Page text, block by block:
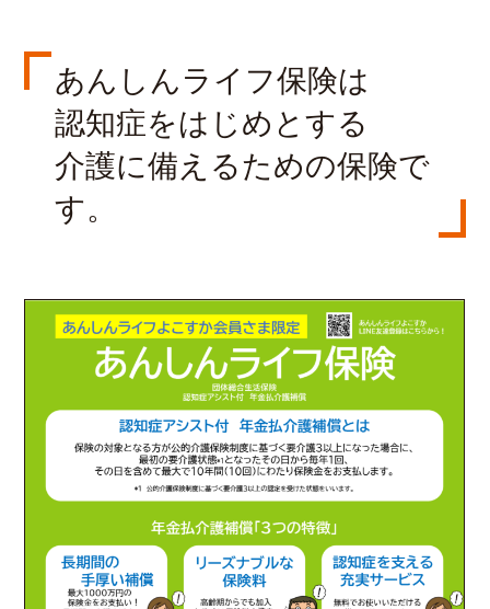
あんしんライフ保険は
認知症をはじめとする
介護に備えるための保険で
す。